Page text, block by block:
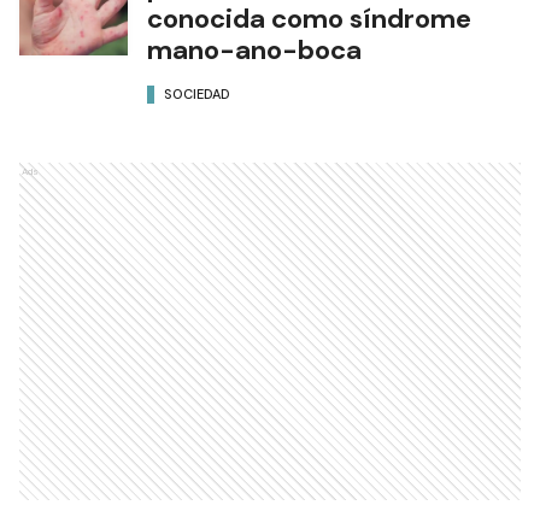
conocida como síndrome
mano-ano-boca
SOCIEDAD
Ads